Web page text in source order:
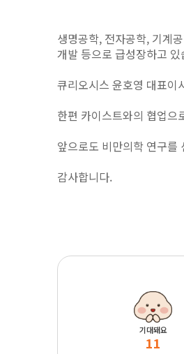
생명공학, 전자공학, 기계
개발 등으로 급성장하고
큐리오시스 윤호영 대표이
한편 카이스트와의 협업
앞으로도 비만의학 연구를
감사합니다.
기대돼요
11